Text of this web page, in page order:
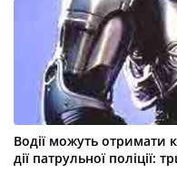
Водії можуть отримати
дії патрульної поліції: